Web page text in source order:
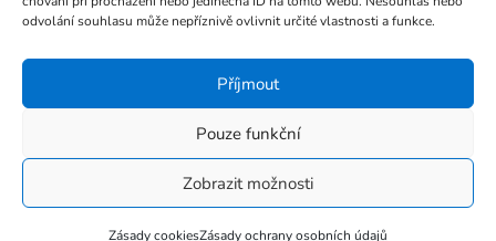
odvolání souhlasu může nepříznivě ovlivnit určité vlastnosti a funkce.
Příjmout
Pouze funkční
Zobrazit možnosti
Zásady cookiesZásady ochrany osobních údajů
+420 724 189 681
Stupkova 413/1a, 779 00
Olomouc